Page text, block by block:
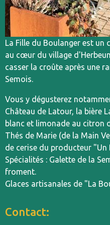
La Fille du Boulanger est
au cœur du village
casser la croûte après une
Semois.
Vous y dégusterez
Château de Latour, la bière
blanc et limonade au citron
Thés de Marie (de la Main
de cerise du producteur "Un
Spécialités : Galette de la
froment.
Glaces artisanales de "La
Contact: